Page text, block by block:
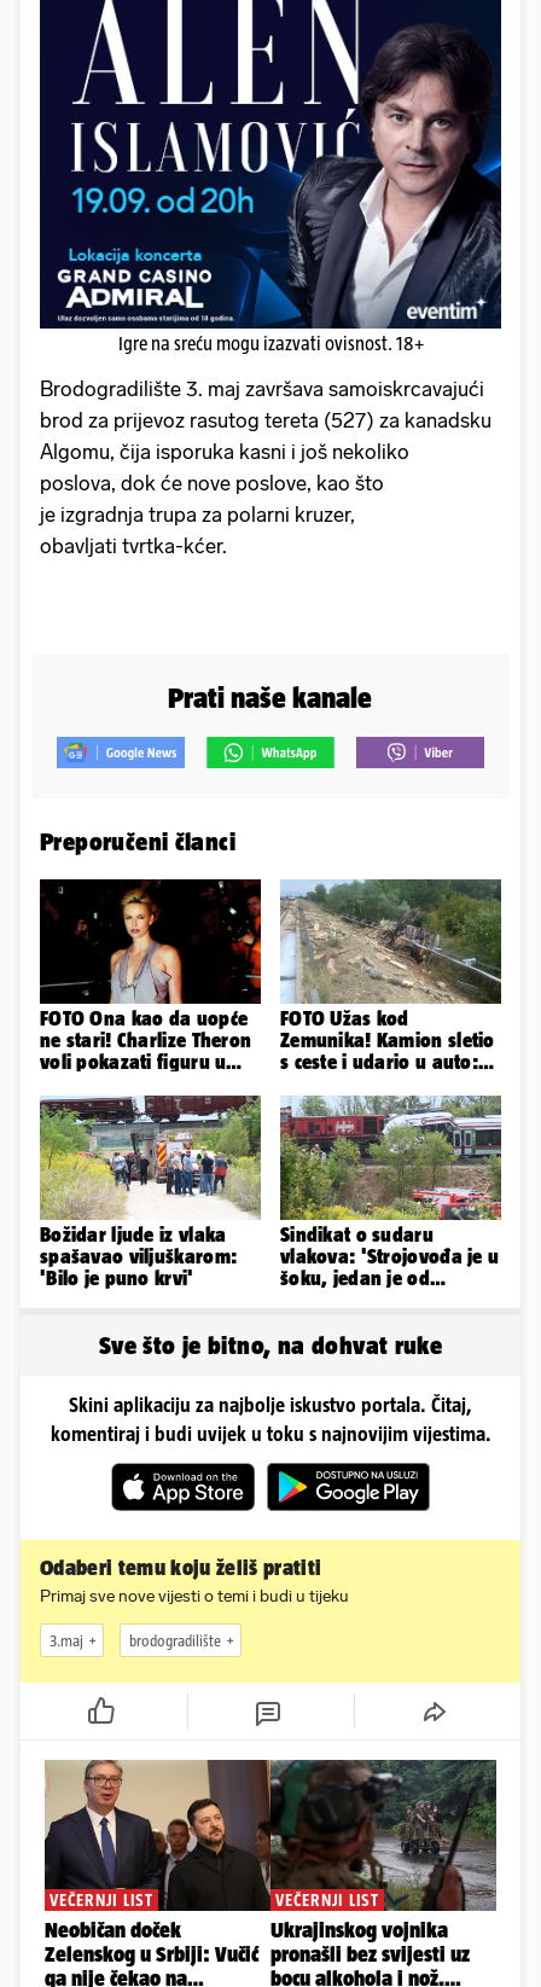
Igre na sreću mogu izazvati ovisnost. 18+
Brodogradilište 3. maj završava samoiskrcavajući
brod za prijevoz rasutog tereta (527) za kanadsku
Algomu, čija isporuka kasni i još nekoliko
poslova, dok će nove poslove, kao što
je izgradnja trupa za polarni kruzer,
obavljati tvrtka-kćer.
Prati naše kanale
Preporučeni članci
FOTO Ona kao da uopće
ne stari! Charlize Theron
voli pokazati figuru u
FOTO Užas kod
Zemunika! Kamion sletio
s ceste i udario u auto:
Božidar ljude iz vlaka
spašavao viljuškarom:
'Bilo je puno krvi'
Sindikat o sudaru
vlakova: 'Strojovođa je u
šoku, jedan je od
Sve što je bitno, na dohvat ruke
Skini aplikaciju za najbolje iskustvo portala. Čitaj,
komentiraj i budi uvijek u toku s najnovijim vijestima.
Odaberi temu koju želiš pratiti
Primaj sve nove vijesti o temi i budi u tijeku
3.maj brodogradilište